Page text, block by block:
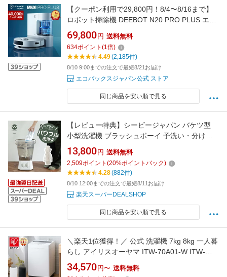
【クーポン利用で29,800円！8/4〜8/16まで】
ロボット掃除機 DEEBOT N20 PRO PLUS エコ
バックス ECOVACS 吸引 水拭き メーカー保証
最大24ヶ月 ecovacs 掃除機 自動掃除機 掃除ロ
ボット ディーボット ロボット掃除機 2025 高性
能 お掃除ロボット エコバッグス 母の日
69,800 円 送料無料
634ポイント (1倍)
4.49(2,185件)
8/10 9:00までの注文で最短8/21お届け
エコバックスジャパン公式 ストア
同じ商品を安い順で見る
【レビュー特典】シービージャパン バケツ型
小型洗濯機 ブラッシュボーイ 予洗い・分け洗
い TOM-12 Pro クリアブラウン／クリアグレー
電源コード約1mタイプ
13,800 円 送料無料
2,509ポイント (20%ポイントバック)
4.28(882件)
8/10 12:00までの注文で最短8/11お届け
楽天スーパーDEALSHOP
同じ商品を安い順で見る
＼楽天1位獲得！／ 公式 洗濯機 7kg 8kg 一人暮
らし アイリスオーヤマ ITW-70A01-W ITW-
80B01-W/B 折り畳みできる蓋 上部を収納スペ
ースに有効活用 送料無料 縦型 縦型 全自動 上開
34,570 円〜 送料無料